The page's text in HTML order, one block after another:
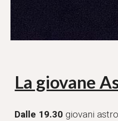
La giovane
Dalle 19.30 giovani